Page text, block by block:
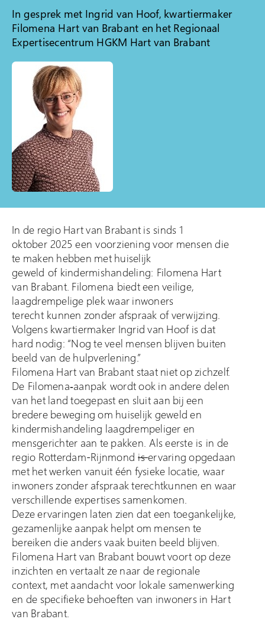
Klacht indienen
Over Veilig Thuis
Wat is Veilig Thuis
Wat is geweld in
afhankelijkheidsrelaties?
Veelgestelde vragen
Ervaringsverhalen
Folders
Contact
In gesprek met Ingrid van Hoof, kwartiermaker
Filomena Hart van Brabant en het Regionaal
Expertisecentrum HGKM Hart van Brabant
In de regio Hart van Brabant is sinds 1
oktober 2025 een voorziening voor mensen die
te maken hebben met huiselijk
geweld of kindermishandeling: Filomena Hart
van Brabant. Filomena biedt een veilige,
laagdrempelige plek waar inwoners
terecht kunnen zonder afspraak of verwijzing.
Volgens kwartiermaker Ingrid van Hoof is dat
hard nodig: “Nog te veel mensen blijven buiten
beeld van de hulpverlening.”
Filomena Hart van Brabant staat niet op zichzelf.
De Filomena‑aanpak wordt ook in andere delen
van het land toegepast en sluit aan bij een
bredere beweging om huiselijk geweld en
kindermishandeling laagdrempeliger en
mensgerichter aan te pakken. Als eerste is in de
regio Rotterdam-Rijnmondiservaring opgedaan
met het werken vanuit één fysieke locatie, waar
inwoners zonder afspraak terechtkunnen en waar
verschillende expertises samenkomen.
Deze ervaringen laten zien dat een toegankelijke,
gezamenlijke aanpak helpt om mensen te
bereiken die anders vaak buiten beeld blijven.
Filomena Hart van Brabant bouwt voort op deze
inzichten en vertaalt ze naar de regionale
context, met aandacht voor lokale samenwerking
en de specifieke behoeften van inwoners in Hart
van Brabant.